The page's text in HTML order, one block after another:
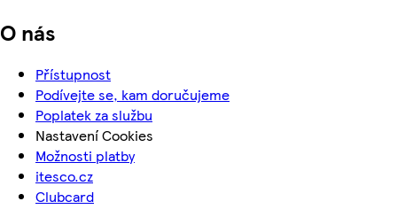
O nás
Přístupnost
Podívejte se, kam doručujeme
Poplatek za službu
Nastavení Cookies
Možnosti platby
itesco.cz
Clubcard